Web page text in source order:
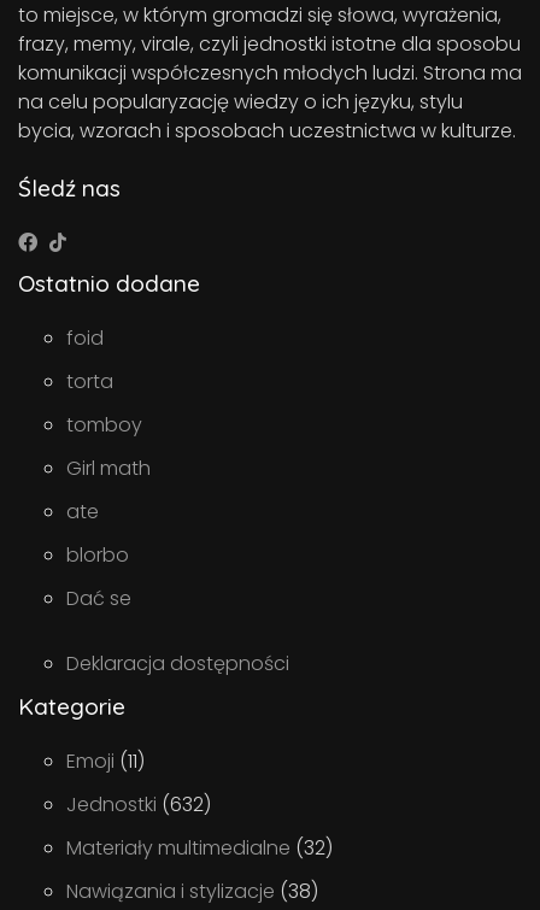
to miejsce, w którym gromadzi się słowa, wyrażenia,
frazy, memy, virale, czyli jednostki istotne dla sposobu
komunikacji współczesnych młodych ludzi. Strona ma
na celu popularyzację wiedzy o ich języku, stylu
bycia, wzorach i sposobach uczestnictwa w kulturze.
Śledź nas
Ostatnio dodane
foid
torta
tomboy
Girl math
ate
blorbo
Dać se
Deklaracja dostępności
Kategorie
Emoji (11)
Jednostki (632)
Materiały multimedialne (32)
Nawiązania i stylizacje (38)